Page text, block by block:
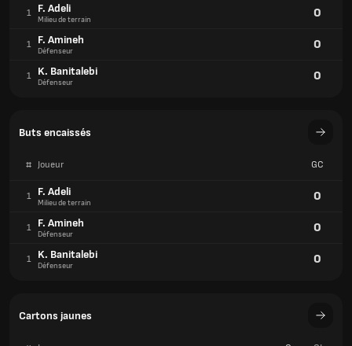
1 F. Adeli
Milieu de terrain 0
1 F. Amineh
Défenseur 0
1 K. Banitalebi
Défenseur 0
Buts encaissés
# Joueur GC
1 F. Adeli
Milieu de terrain 0
1 F. Amineh
Défenseur 0
1 K. Banitalebi
Défenseur 0
Cartons jaunes